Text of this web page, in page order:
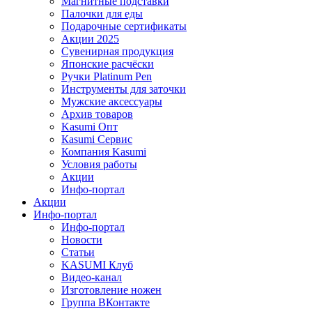
Палочки для еды
Подарочные сертификаты
Акции 2025
Сувенирная продукция
Японские расчёски
Ручки Platinum Pen
Инструменты для заточки
Мужские аксессуары
Архив товаров
Kasumi Опт
Кasumi Сервис
Компания Kasumi
Условия работы
Акции
Инфо-портал
Акции
Инфо-портал
Инфо-портал
Новости
Статьи
KASUMI Клуб
Видео-канал
Изготовление ножен
Группа ВКонтакте